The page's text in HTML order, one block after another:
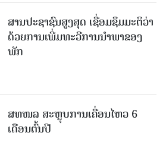
ສານປະຊາຊົນສູງສຸດ ເຊື່ອມຊຶມມະຕິວ່າ
ດ້ວຍການເພີ່ມທະວີການນຳພາຂອງ
ພັກ
ສທໜລ ສະຫຼຸບການເຄື່ອນໄຫວ 6
ເດືອນຕົ້ນປີ